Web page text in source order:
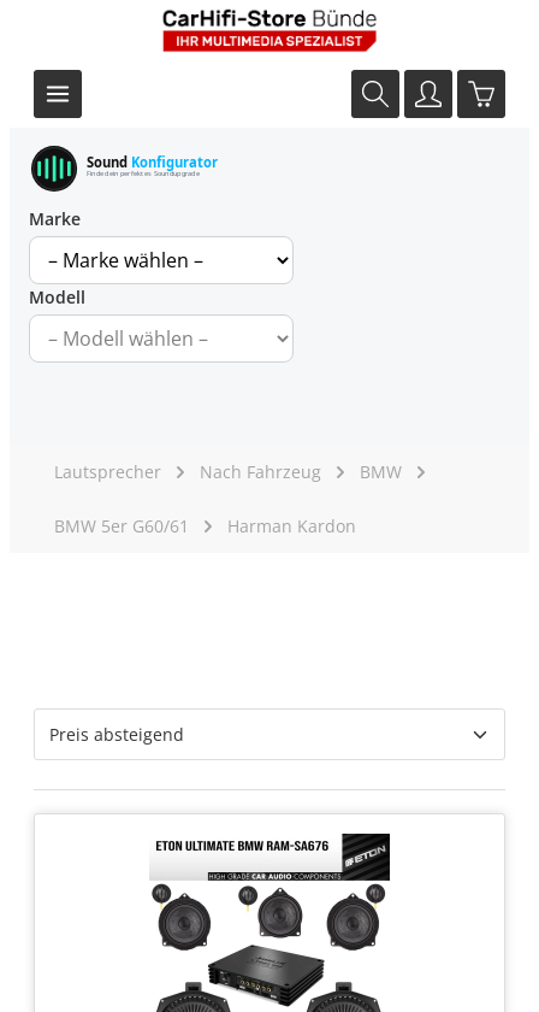
Sound Konfigurator
Finde dein perfektes Soundupgrade
Marke
Modell
Lautsprecher Nach Fahrzeug BMW
BMW 5er G60/61 Harman Kardon